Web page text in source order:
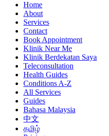
Home
About
Services
Contact
Book Appointment
Klinik Near Me
Klinik Berdekatan Saya
Teleconsultation
Health Guides
Conditions A-Z
All Services
Guides
Bahasa Malaysia
中文
தமிழ்